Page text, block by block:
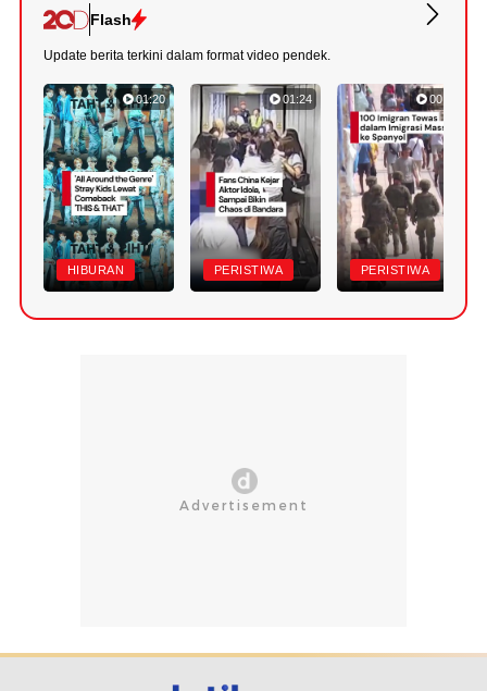
Flash
Update berita terkini dalam format video pendek.
01:20
HIBURAN
01:24
PERISTIWA
00:42
PERISTIWA